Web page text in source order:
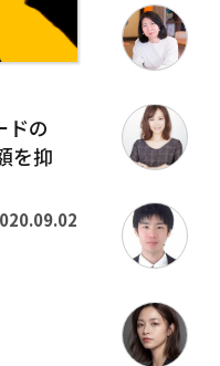
ドの
を抑